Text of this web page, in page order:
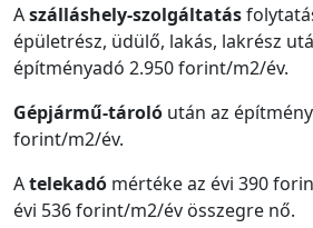
Aszálláshely-szolgáltatás
épületrész, üdülő, lakás, lakrész
építményadó 2.950 forint/m2/év.
Gépjármű-tároló után az
forint/m2/év.
Atelekadó mértéke az évi 390
évi 536 forint/m2/év összegre nő.